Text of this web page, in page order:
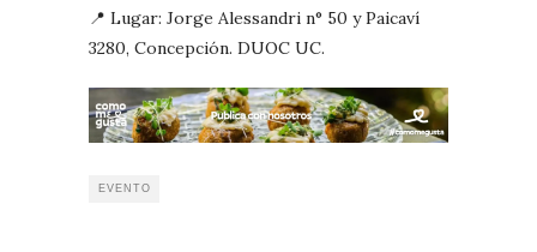
📍 Lugar: Jorge Alessandri n° 50 y Paicaví
3280, Concepción. DUOC UC.
EVENTO